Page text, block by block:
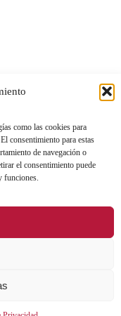
como las cookies para
consentimiento para estas
de navegación o
el consentimiento puede
funciones.
DE TRATAMIENTO